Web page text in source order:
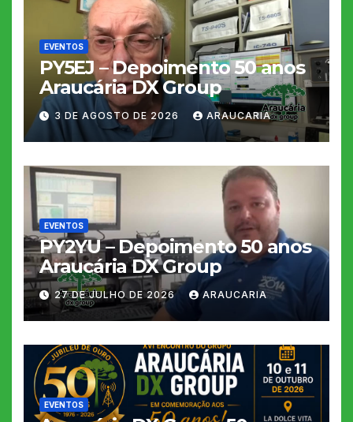
EVENTOS
PY5EJ – Depoimento 50 anos
Araucária DX Group
3 DE AGOSTO DE 2026 ARAUCARIA
EVENTOS
PY2YU – Depoimento 50 anos
Araucária DX Group
27 DE JULHO DE 2026 ARAUCARIA
EVENTOS